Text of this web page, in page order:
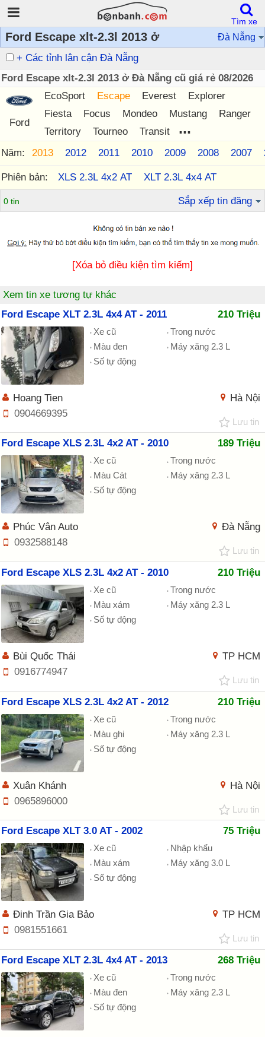
Ford Escape xlt-2.3l 2013 ở Đà Nẵng
+ Các tỉnh lân cận Đà Nẵng
Ford Escape xlt-2.3l 2013 ở Đà Nẵng cũ giá rẻ 08/2026
Ford
EcoSport Escape Everest
Explorer
Fiesta
Focus Mondeo Mustang
Ranger
Territory
Tourneo Transit ...
Năm: 2013 2012 2011 2010 2009 2008 2007
Phiên bản: XLS 2.3L 4x2 AT XLT 2.3L 4x4 AT
0 tin Sắp xếp tin đăng
[Xóa bỏ điều kiện tìm kiếm]
Xem tin xe tương tự khác
Ford Escape XLT 2.3L 4x4 AT - 2011
210 Triệu
Xe cũ
Trong nước
Màu đen
Máy xăng 2.3 L
Số tự động
Hà Nội
Hoang Tien
0904669395
Lưu tin
Ford Escape XLS 2.3L 4x2 AT - 2010 189 Triệu
Xe cũ
Trong nước
Màu Cát
Máy xăng 2.3 L
Số tự động
Đà Nẵng
Phúc Vân Auto
0932588148
Lưu tin
Ford Escape XLS 2.3L 4x2 AT - 2010 210 Triệu
Xe cũ
Trong nước
Màu xám
Máy xăng 2.3 L
Số tự động
TP HCM
Bùi Quốc Thái
0916774947
Lưu tin
Ford Escape XLS 2.3L 4x2 AT - 2012 210 Triệu
Xe cũ
Trong nước
Màu ghi
Máy xăng 2.3 L
Số tự động
Hà Nội
Xuân Khánh
0965896000
Lưu tin
Ford Escape XLT 3.0 AT - 2002 75 Triệu
Xe cũ
Nhập khẩu
Màu xám
Máy xăng 3.0 L
Số tự động
TP HCM
Đinh Trần Gia Bảo
0981551661
Lưu tin
Ford Escape XLT 2.3L 4x4 AT - 2013 268 Triệu
Xe cũ
Trong nước
Màu đen
Máy xăng 2.3 L
Số tự động
Tìm xe